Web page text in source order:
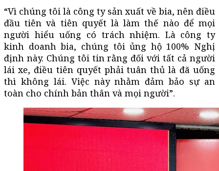
“Vì chúng tôi là công ty sản xuất về bia, nên điều
đầu tiên và tiên quyết là làm thế nào để mọi
người hiểu uống có trách nhiệm. Là công ty
kinh doanh bia, chúng tôi ủng hộ 100% Nghị
định này. Chúng tôi tin rằng đối với tất cả người
lái xe, điều tiên quyết phải tuân thủ là đã uống
thì không lái. Việc này nhằm đảm bảo sự an
toàn cho chính bản thân và mọi người”.